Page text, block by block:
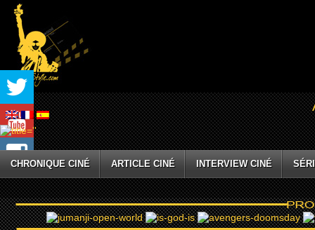
CHRONIQUE CINÉ ARTICLE CINÉ INTERVIEW CINÉ